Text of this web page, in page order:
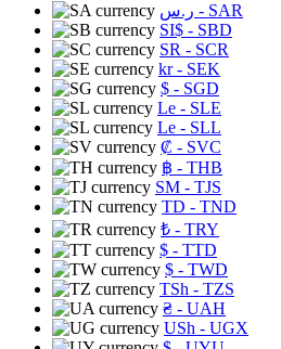
ر.س - SAR
SI$ - SBD
SR - SCR
kr- SEK
$ - SGD
Le - SLE
Le - SLL
₡ - SVC
฿ - THB
ЅМ - TJS
TD - TND
₺ - TRY
$ - TTD
$ - TWD
TSh - TZS
₴ - UAH
USh - UGX